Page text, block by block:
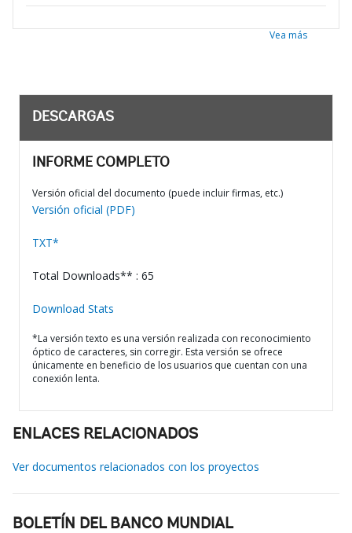
Vea más
DESCARGAS
INFORME COMPLETO
Versión oficial del documento (puede incluir firmas, etc.)
Versión oficial (PDF)
TXT*
Total Downloads** : 65
Download Stats
*La versión texto es una versión realizada con reconocimiento
óptico de caracteres, sin corregir. Esta versión se ofrece
únicamente en beneficio de los usuarios que cuentan con una
conexión lenta.
ENLACES RELACIONADOS
Ver documentos relacionados con los proyectos
BOLETÍN DEL BANCO MUNDIAL